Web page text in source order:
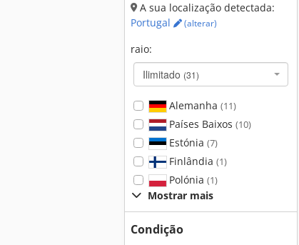
A sua localização detectada:
Portugal
(alterar)
raio:
Ilimitado (31)
Alemanha (11)
Países Baixos (10)
Estónia (7)
Finlândia (1)
Polónia (1)
Mostrar mais
Condição